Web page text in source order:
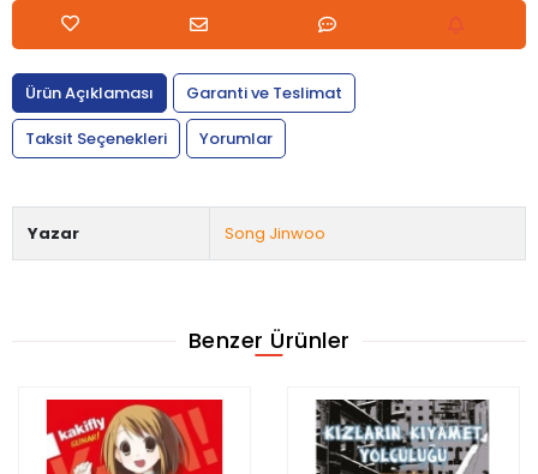
Ürün Açıklaması
Garanti ve Teslimat
Taksit Seçenekleri
Yorumlar
Yazar Song Jinwoo
Benzer Ürünler